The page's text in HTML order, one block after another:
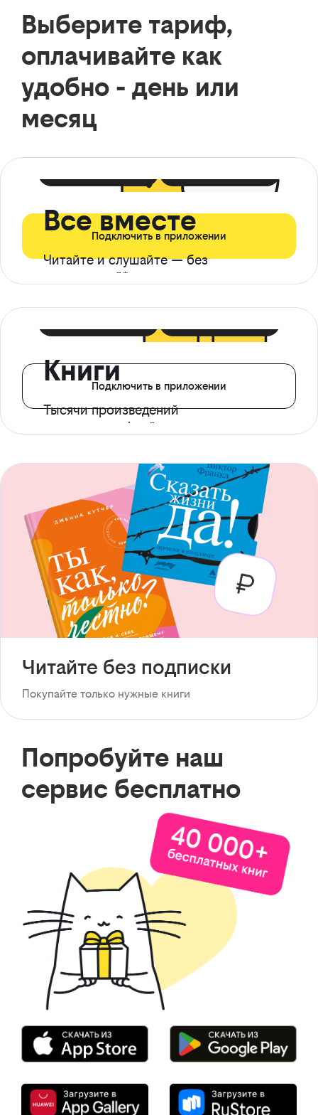
Выберите тариф,
оплачивайте как
удобно - день или
месяц
Все вместе
Читайте и слушайте — без
ограничений*
Подключить в приложении
Книги
Тысячи произведений
с доступом офлайн
Подключить в приложении
Читайте без подписки
Покупайте только нужные книги
Попробуйте наш
сервис бесплатно